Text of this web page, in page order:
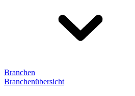
Branchen
Branchenübersicht